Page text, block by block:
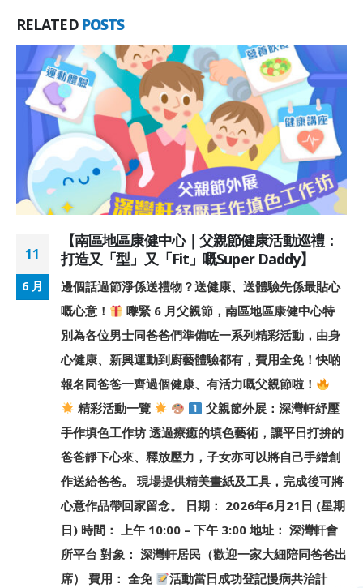
RELATED POSTS
11
6 月
【南區地區康健中心｜父親節健康活動巡禮：
打造又「型」又「Fit」嘅Super Daddy】
邊個話過節淨係送禮物？送健康、送體驗先係最貼心
嘅心意！
嚟緊 6 月父親節，南區地區康健中心特
別為各位男士同爸爸們準備咗一系列精彩活動，由身
心健康、新興運動到廚藝體驗都有，費用全免！快啲
報名同爸爸一齊過個健康、有活力嘅父親節啦！
精彩活動一覽
父親節外展：深灣軒紓壓
手作填色工作坊 透過療癒的填色藝術，讓平日打拚的
爸爸靜下心來、釋放壓力，子女亦可以將自己手繒創
作送給爸爸。 現場提供精美畫紙及工具，完成後可將
心意作品帶回家留念。 日期： 2026年6月21日 (星期
日) 時間： 上午 10:00 – 下午 3:00 地址： 深灣軒會
所平台 對象： 深灣軒居民（歡迎一家大細陪同爸爸出
席） 費用： 全免
活動當日成功登記慢病共治計